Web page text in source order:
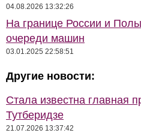
04.08.2026 13:32:26
На границе России и
очереди машин
03.01.2025 22:58:51
Другие новости:
Стала известна главная
Тутберидзе
21.07.2026 13:37:42